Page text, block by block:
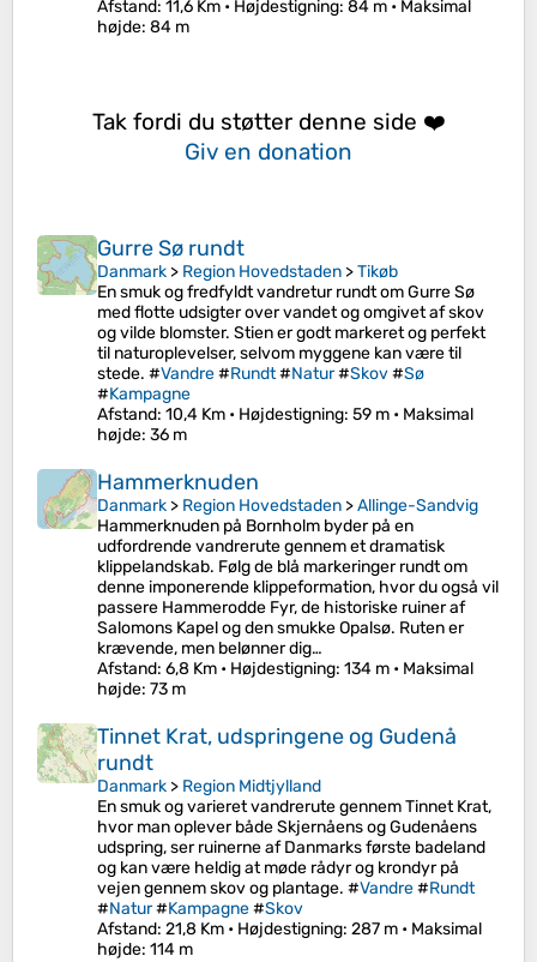
Afstand: 11,6 Km • Højdestigning: 84 m • Maksimal
højde: 84 m
Tak fordi du støtter denne side ❤️
Giv en donation
Gurre Sø rundt
Danmark > Region Hovedstaden >Tikøb
En smuk og fredfyldt vandretur rundt om Gurre Sø
med flotte udsigter over vandet og omgivet af skov
og vilde blomster. Stien er godt markeret og perfekt
til naturoplevelser, selvom myggene kan være til
stede. #Vandre#Rundt#Natur#Skov#Sø
#Kampagne
Afstand: 10,4 Km • Højdestigning: 59 m • Maksimal
højde: 36 m
Hammerknuden
Danmark > Region Hovedstaden >Allinge-Sandvig
Hammerknuden på Bornholm byder på en
udfordrende vandrerute gennem et dramatisk
klippelandskab. Følg de blå markeringer rundt om
denne imponerende klippeformation, hvor du også vil
passere Hammerodde Fyr, de historiske ruiner af
Salomons Kapel og den smukke Opalsø. Ruten er
krævende, men belønner dig…
Afstand: 6,8 Km • Højdestigning: 134 m • Maksimal
højde: 73 m
Tinnet Krat, udspringene og Gudenå
rundt
Danmark > Region Midtjylland
En smuk og varieret vandrerute gennem Tinnet Krat,
hvor man oplever både Skjernåens og Gudenåens
udspring, ser ruinerne af Danmarks første badeland
og kan være heldig at møde rådyr og krondyr på
vejen gennem skov og plantage. #Vandre#Rundt
#Natur#Kampagne#Skov
Afstand: 21,8 Km • Højdestigning: 287 m • Maksimal
højde: 114 m